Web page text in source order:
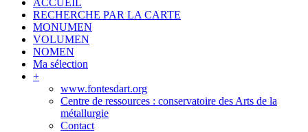
ACCUEIL
RECHERCHE PAR LA CARTE
MONUMEN
VOLUMEN
NOMEN
Ma sélection
+
www.fontesdart.org
Centre de ressources : conservatoire des Arts de la
métallurgie
Contact